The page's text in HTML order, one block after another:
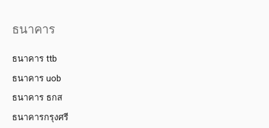
ธนาคาร
ธนาคาร ttb
ธนาคาร uob
ธนาคาร ธกส
ธนาคารกรุงศรี